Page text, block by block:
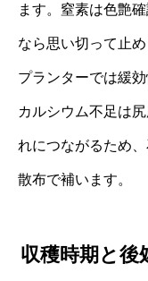
ます。窒素は色艶
なら思い切って止め
プランターでは緩
カルシウム不足は
れにつながるため
散布で補います。
収穫時期と後